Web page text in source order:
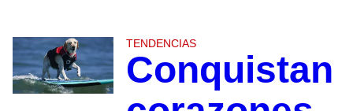
TENDENCIAS
Conquistan